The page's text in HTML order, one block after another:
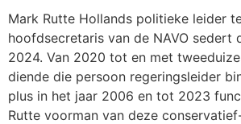
Mark Rutte Hollands politieke leider
hoofdsecretaris van de NAVO sedert
2024. Van 2020 tot en met
diende die persoon regeringsleider
plus in het jaar 2006 en tot 2023
Rutte voorman van deze